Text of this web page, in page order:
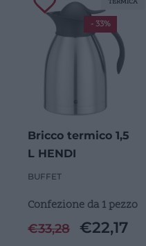
Bricco termico 1,5
L HENDI
BUFFET
Confezione da 1 pezzo
€33,28 €22,17
- 33%